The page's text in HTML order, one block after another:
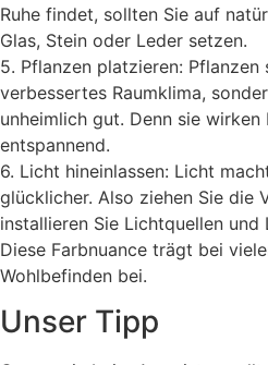
Ruhe findet, sollten Sie auf
Glas, Stein oder Leder setzen.
5. Pflanzen platzieren:
verbessertes Raumklima,
unheimlich gut. Denn sie wirken
entspannend.
6. Licht hineinlassen: Licht
glücklicher. Also ziehen Sie die
installieren Sie Lichtquellen und
Diese Farbnuance trägt bei
Wohlbefinden bei.
Unser Tipp